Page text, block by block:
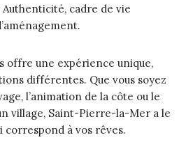
Authenticité, cadre de vie
offre une expérience unique,
différentes. Que vous soyez
l’animation de la côte ou le
village, Saint-Pierre-la-Mer a le
correspond à vos rêves.